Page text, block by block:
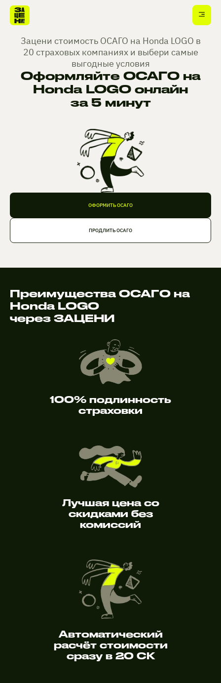
Зацени стоимость ОСАГО на Honda LOGO в
20 страховых компаниях и выбери самые
выгодные условия
Оформляйте ОСАГО на
Honda LOGO онлайн
за 5 минут
ОФОРМИТЬ ОСАГО
ПРОДЛИТЬ ОСАГО
Преимущества ОСАГО на
Honda LOGO
через ЗАЦЕНИ
100% подлинность
страховки
Лучшая цена со
скидками без
комиссий
Автоматический
расчёт стоимости
сразу в 20 СК